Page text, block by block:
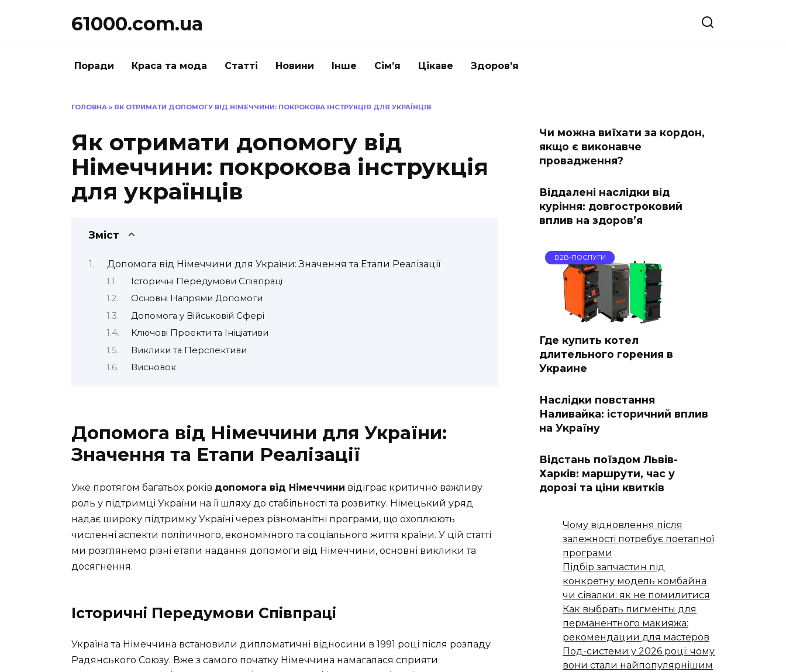
61000.com.ua
Поради Краса та мода Статті Новини Інше Сім’я Цікаве Здоров’я
ГОЛОВНА » ЯК ОТРИМАТИ ДОПОМОГУ ВІД НІМЕЧЧИНИ: ПОКРОКОВА ІНСТРУКЦІЯ ДЛЯ УКРАЇНЦІВ
Як отримати допомогу від
Німеччини: покрокова інструкція
для українців
Зміст
Допомога від Німеччини для України: Значення та Етапи Реалізації
Історичні Передумови Співпраці
Основні Напрями Допомоги
Допомога у Військовій Сфері
Ключові Проекти та Ініціативи
Виклики та Перспективи
Висновок
Допомога від Німеччини для України:
Значення та Етапи Реалізації
Уже протягом багатьох років допомога від Німеччини відіграє критично важливу
роль у підтримці України на її шляху до стабільності та розвитку. Німецький уряд
надає широку підтримку Україні через різноманітні програми, що охоплюють
численні аспекти політичного, економічного та соціального життя країни. У цій статті
ми розглянемо різні етапи надання допомоги від Німеччини, основні виклики та
досягнення.
Історичні Передумови Співпраці
Україна та Німеччина встановили дипломатичні відносини в 1991 році після розпаду
Радянського Союзу. Вже з самого початку Німеччина намагалася сприяти
Чи можна виїхати за кордон,
якщо є виконавче
провадження?
Віддалені наслідки від
куріння: довгостроковий
вплив на здоров’я
B2B-ПОСЛУГИ
Где купить котел
длительного горения в
Украине
Наслідки повстання
Наливайка: історичний вплив
на Україну
Відстань поїздом Львів-
Харків: маршрути, час у
дорозі та ціни квитків
Чому відновлення після
залежності потребує поетапної
програми
Підбір запчастин під
конкретну модель комбайна
чи сівалки: як не помилитися
Как выбрать пигменты для
перманентного макияжа:
рекомендации для мастеров
Под-системи у 2026 році: чому
вони стали найпопулярнішим